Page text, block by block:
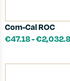
Com-Cal ROC
€47.18-€